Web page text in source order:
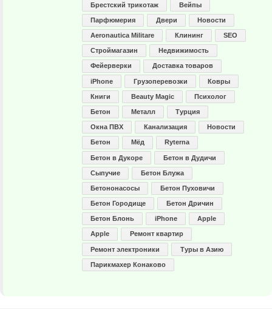
Брестский трикотаж Вейпы
Парфюмерия Двери Новости
Aeronautica Militare Клининг SEO
Строймагазин Недвижимость
Фейерверки Доставка товаров
iPhone Грузоперевозки Ковры
Книги Beauty Magic Психолог
Бетон Металл Турция
Окна ПВХ Канализация Новости
Бетон Мёд Ryterna
Бетон в Дукоре Бетон в Дудичи
Сыпучие Бетон Блужа
Бетононасосы Бетон Пуховичи
Бетон Городище Бетон Дричин
Бетон Блонь iPhone Apple
Apple Ремонт квартир
Ремонт электроники Туры в Азию
Парикмахер Конаково